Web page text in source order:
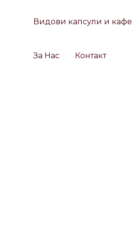
Видови капсули и кафе
За Нас Контакт